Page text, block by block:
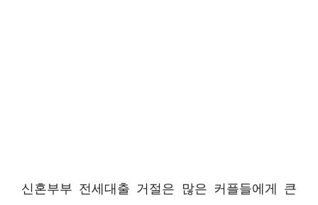
신혼부부 전세대출 거절은 많은 커플들에게 큰